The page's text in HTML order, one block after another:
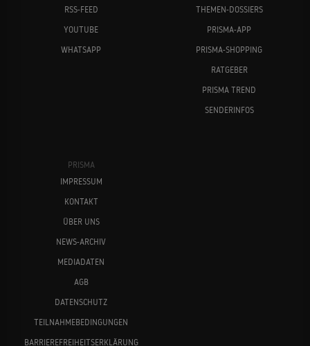
RSS-FEED
YOUTUBE
WHATSAPP
THEMEN-DOSSIERS
PRISMA-APP
PRISMA-SHOPPING
RATGEBER
PRISMA TREND
SENDERINFOS
PRISMA
IMPRESSUM
KONTAKT
ÜBER UNS
NEWS-ARCHIV
MEDIADATEN
AGB
DATENSCHUTZ
TEILNAHMEBEDINGUNGEN
BARRIEREFREIHEITSERKLÄRUNG